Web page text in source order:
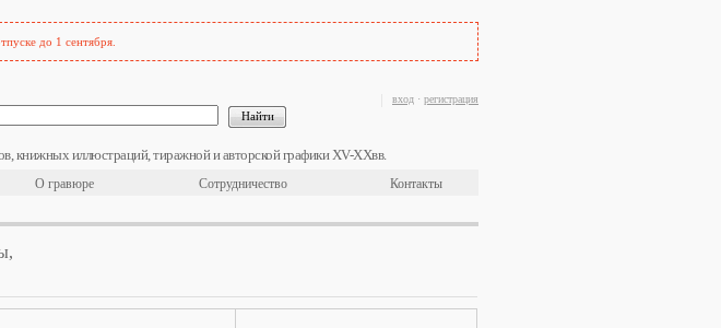
до 1 сентября.
вход · регистрация
книжных иллюстраций, тиражной и авторской графики XV-XXвв.
О гравюре Сотрудничество Контакты